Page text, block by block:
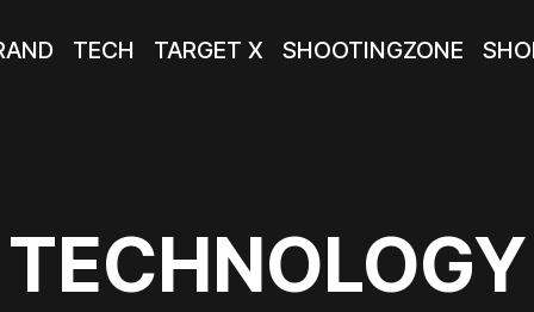
TECH TARGET X SHOOTINGZONE
TECHNOLOGY